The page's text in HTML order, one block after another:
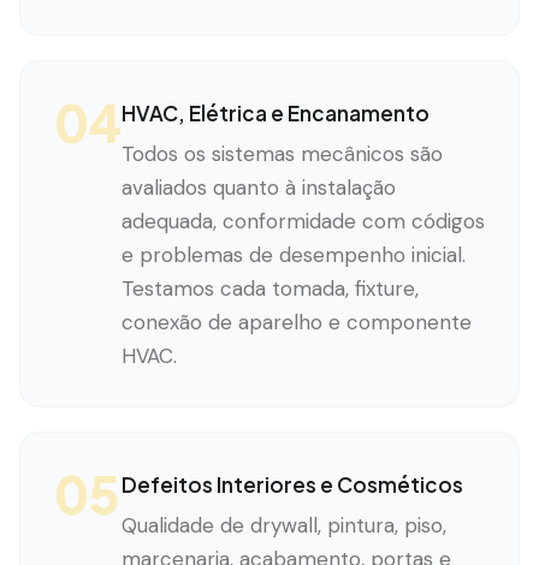
04HVAC, Elétrica e Encanamento
Todos os sistemas mecânicos são
avaliados quanto à instalação
adequada, conformidade com códigos
e problemas de desempenho inicial.
Testamos cada tomada, fixture,
conexão de aparelho e componente
HVAC.
05Defeitos Interiores e Cosméticos
Qualidade de drywall, pintura, piso,
marcenaria, acabamento, portas e